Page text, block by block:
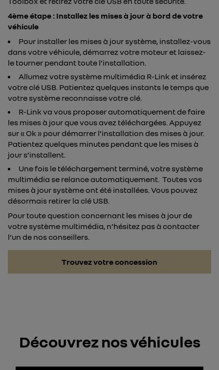
4ème étape : Installez les mises à jour à bord de votre
véhicule
Pour installer les mises à jour système, installez-vous
dans votre véhicule, démarrez votre moteur et laissez-
le tourner pendant toute l’installation.
Allumez votre système multimédia R-Link et insérez
votre clé USB. Patientez quelques instants le temps que
votre système reconnaisse votre clé.
R-Link va vous proposer automatiquement de faire
les mises à jour que vous avez téléchargées. Appuyez
sur « Ok » pour démarrer l’installation des mises à jour.
Patientez quelques minutes pendant que les mises à
jour s’installent.
Une fois le téléchargement terminé, votre système
multimédia se relance automatiquement. Toutes vos
mises à jour système ont été installées. Vous pouvez
désormais retirer la clé USB.
Pour toute question concernant les mises à jour de
votre système multimédia, n’hésitez pas à contacter
l’un de nos conseillers.
Trouvez votre concession
Découvrez nos véhicules